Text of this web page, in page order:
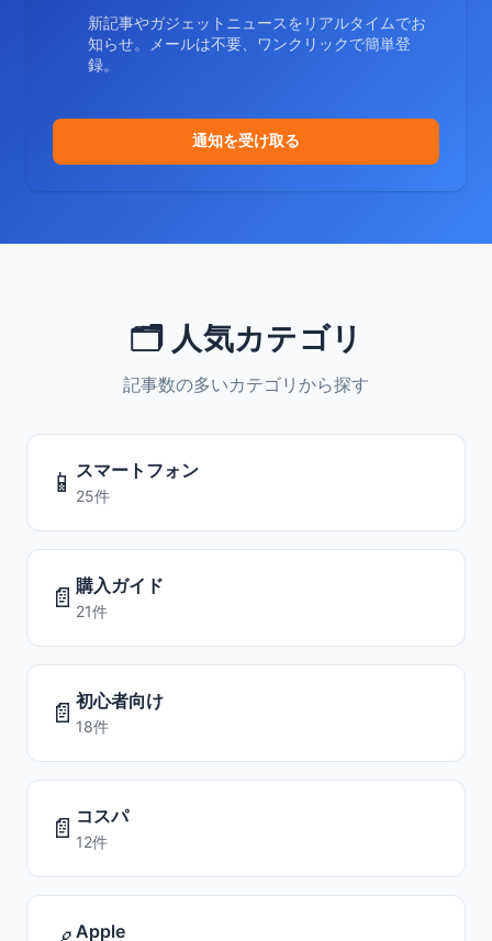
新記事やガジェットニュースをリアルタイムでお
知らせ。メールは不要、ワンクリックで簡単登
録。
通知を受け取る
🗂️ 人気カテゴリ
記事数の多いカテゴリから探す
📱 スマートフォン
25件
📄 購入ガイド
21件
📄 初心者向け
18件
📄 コスパ
12件
Apple